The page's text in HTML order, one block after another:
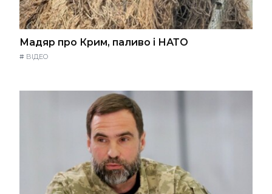
Мадяр про Крим, паливо і НАТО
# ВІДЕО